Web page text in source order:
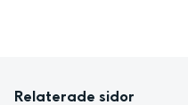
Relaterade sidor